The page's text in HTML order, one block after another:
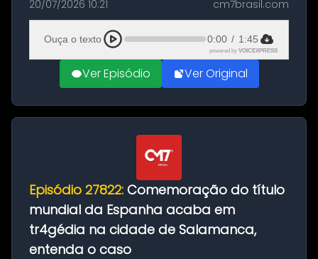
quilos de entorpecentes em uma
embarcação atracada no porto da cidade. O
materia...
20/07/2026 10:21 cm7brasil.com
Ouça o texto 0:00 / 1:45
powered by VOICEXPRESS
Ver Episódio Ver Original
Episódio 27822: Comemoração do título
mundial da Espanha acaba em
tr4gédia na cidade de Salamanca,
entenda o caso